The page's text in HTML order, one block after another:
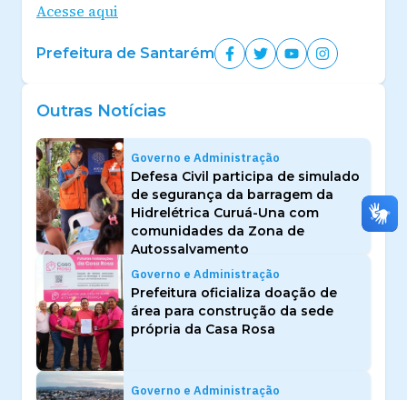
Acesse aqui
Prefeitura de Santarém
Outras Notícias
Governo e Administração
Defesa Civil participa de simulado
de segurança da barragem da
Hidrelétrica Curuá-Una com
comunidades da Zona de
Autossalvamento
Governo e Administração
Prefeitura oficializa doação de
área para construção da sede
própria da Casa Rosa
Governo e Administração